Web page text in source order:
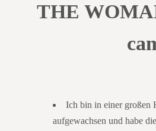
THE
Ich bin in einer großen
aufgewachsen und habe